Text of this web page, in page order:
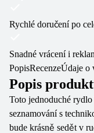
Rychlé doručení po
Snadné vrácení i
PopisRecenzeÚdaje o
Popis
Toto jednoduché
seznamování s
bude krásně sedět v